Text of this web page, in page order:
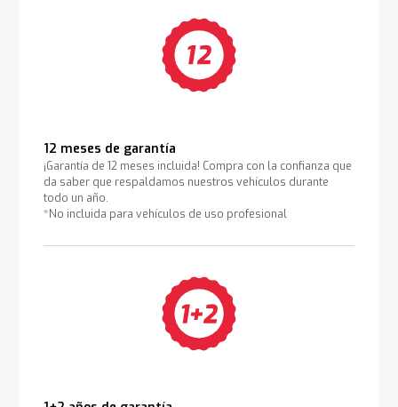
12 meses de garantía
¡Garantía de 12 meses incluida! Compra con la confianza que
da saber que respaldamos nuestros vehículos durante
todo un año.
*No incluida para vehículos de uso profesional